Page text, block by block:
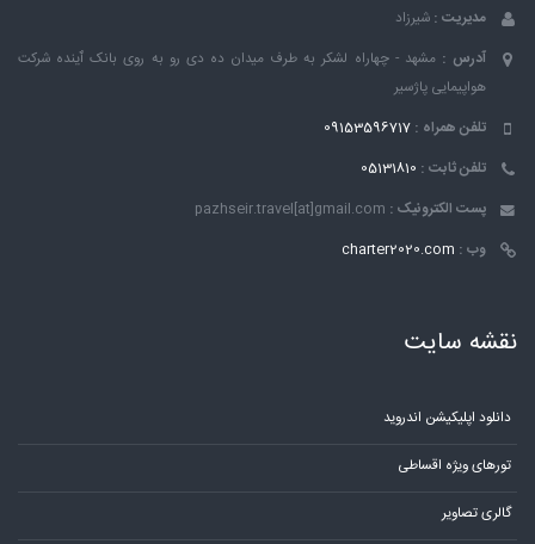
مدیریت : شیرزاد
آدرس : مشهد - چهاراه لشکر به طرف میدان ده دی رو به روی بانک ٱینده شرکت
هواپیمایی پاژسیر
تلفن همراه : 09153596717
تلفن ثابت : 05131810
پست الکترونیک : pazhseir.travel[at]gmail.com
وب : charter2020.com
نقشه سایت
دانلود اپلیکیشن اندروید
تورهای ویژه اقساطی
گالری تصاویر